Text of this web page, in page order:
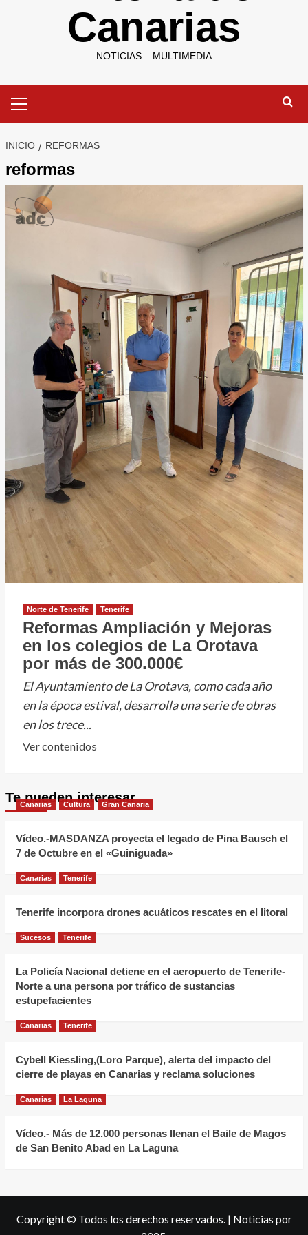
Canarias
NOTICIAS – MULTIMEDIA
primario
INICIO REFORMAS
reformas
Norte de Tenerife Tenerife
Reformas Ampliación y Mejoras
en los colegios de La Orotava
por más de 300.000€
El Ayuntamiento de La Orotava, como cada año
en la época estival, desarrolla una serie de obras
en los trece...
Ver contenidosLeer
Reformas
Ampliación
y
Mejoras
los
de
por
más
300.000€
Te pueden interesar
Canarias Cultura Gran Canaria
Vídeo.-MASDANZA proyecta el legado de Pina Bausch el
7 de Octubre en el «Guiniguada»
Canarias Tenerife
Tenerife incorpora drones acuáticos rescates en el litoral
Sucesos Tenerife
La Policía Nacional detiene en el aeropuerto de Tenerife-
Norte a una persona por tráfico de sustancias
estupefacientes
Canarias Tenerife
Cybell Kiessling,(Loro Parque), alerta del impacto del
cierre de playas en Canarias y reclama soluciones
Canarias La Laguna
Vídeo.- Más de 12.000 personas llenan el Baile de Magos
de San Benito Abad en La Laguna
Copyright © Todos los derechos reservados. | Noticias por